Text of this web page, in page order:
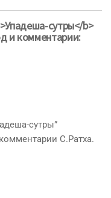
сутры</b>
и комментарии:
сутры”
С.Ратха.